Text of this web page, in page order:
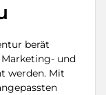
berät
und
werden. Mit